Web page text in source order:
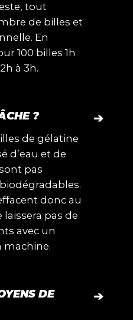
tout
de billes et
En
100 billes 1h
à 3h.
?
de gélatine
d’eau et de
pas
donc au
laissera pas de
avec un
machine.
➔
DE
➔